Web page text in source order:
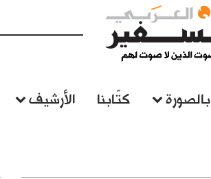
بالصورة كتّابنا الأرشيف